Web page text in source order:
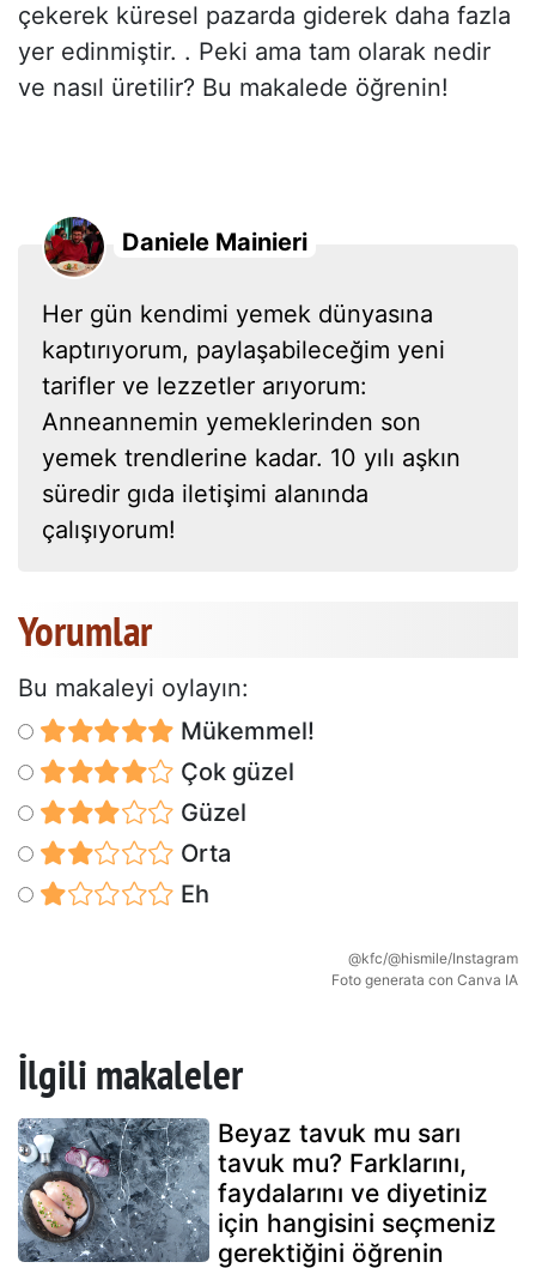
çekerek küresel pazarda giderek daha fazla
yer edinmiştir. . Peki ama tam olarak nedir
ve nasıl üretilir? Bu makalede öğrenin!
Daniele Mainieri
Her gün kendimi yemek dünyasına
kaptırıyorum, paylaşabileceğim yeni
tarifler ve lezzetler arıyorum:
Anneannemin yemeklerinden son
yemek trendlerine kadar. 10 yılı aşkın
süredir gıda iletişimi alanında
çalışıyorum!
Yorumlar
Bu makaleyi oylayın:
Mükemmel!
Çok güzel
Güzel
Orta
Eh
@kfc/@hismile/Instagram
Foto generata con Canva IA
İlgili makaleler
Beyaz tavuk mu sarı
tavuk mu? Farklarını,
faydalarını ve diyetiniz
için hangisini seçmeniz
gerektiğini öğrenin